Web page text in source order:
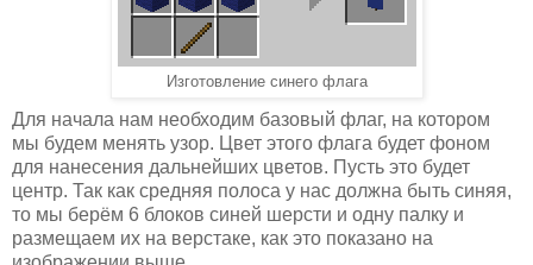
Изготовление синего флага
Для начала нам необходим базовый флаг, на котором
мы будем менять узор. Цвет этого флага будет фоном
для нанесения дальнейших цветов. Пусть это будет
центр. Так как средняя полоса у нас должна быть синяя,
то мы берём 6 блоков синей шерсти и одну палку и
размещаем их на верстаке, как это показано на